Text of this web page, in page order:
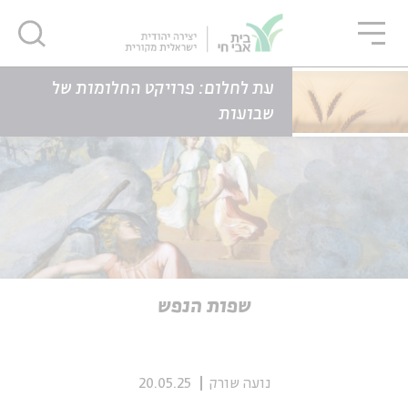
אנגלית נוער
אנגלית
עת לחלום: פרויקט החלומות של
שבועות
דף הבית כתבות שפות הנפש
שפות הנפש
נועה שורק 20.05.25
סגור